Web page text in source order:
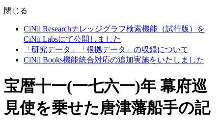
閉じる
CiNii Researchナレッジグラフ検索機能（試行版）を
CiNii Labsにて公開しました
「研究データ」「根拠データ」の収録について
CiNii Books機能統合対応の追加実施をいたしました
宝暦十一(一七六一)年 幕府巡
見使を乗せた唐津藩船手の記